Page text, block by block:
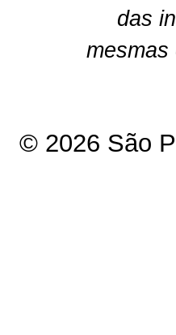
das
mesmas
© 2026 São